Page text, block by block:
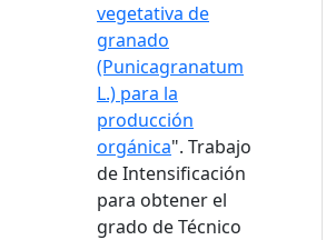
vegetativa de
granado
(Punicagranatum
L.) para la
producción
orgánica". Trabajo
de Intensificación
para obtener el
grado de Técnico